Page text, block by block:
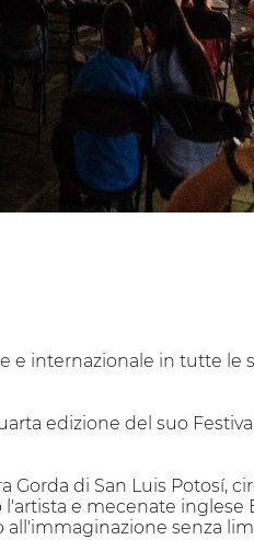
e internazionale in tutte le
edizione del suo
Gorda di San Luis Potosí,
e mecenate inglese
senza